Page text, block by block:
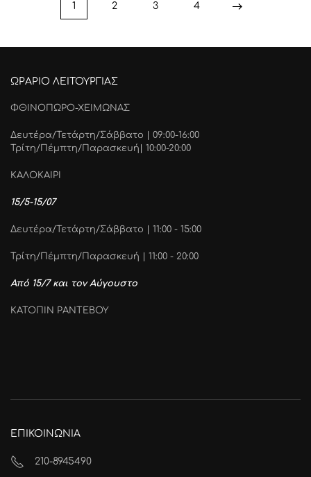
1 2 3 4
ΩΡΑΡΙΟ ΛΕΙΤΟΥΡΓΙΑΣ
ΦΘΙΝΟΠΩΡΟ-ΧΕΙΜΩΝΑΣ
Δευτέρα/Τετάρτη/Σάββατο | 09:00-16:00
Τρίτη/Πέμπτη/Παρασκευή| 10:00-20:00
ΚΑΛΟΚΑΙΡΙ
15/5-15/07
Δευτέρα/Τετάρτη/Σάββατο | 11:00 - 15:00
Τρίτη/Πέμπτη/Παρασκευή | 11:00 - 20:00
Από 15/7 και τον Αύγουστο
ΚΑΤΟΠΙΝ ΡΑΝΤΕΒΟΥ
ΕΠΙΚΟΙΝΩΝΙΑ
210-8945490